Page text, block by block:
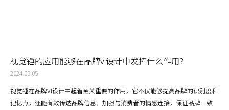
视觉锤的应用能够在品牌vi设计中发挥什么作用？
2024.03.05
视觉锤在品牌VI设计中起着至关重要的作用，它不仅能够提高品牌的识别度和
记忆点，还能有效传达品牌信息，加强与消费者的情感连接，保证品牌一致